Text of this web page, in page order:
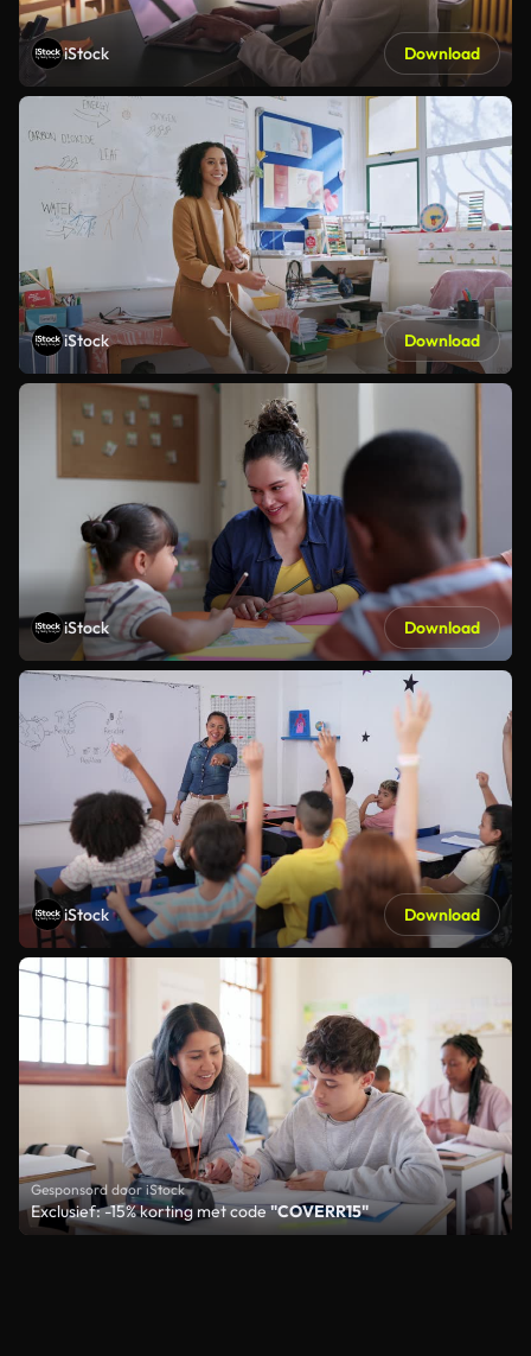
iStock Download
iStock Download
iStock Download
iStock Download
Gesponsord door iStock
Exclusief: -15% korting met code"COVERR15"